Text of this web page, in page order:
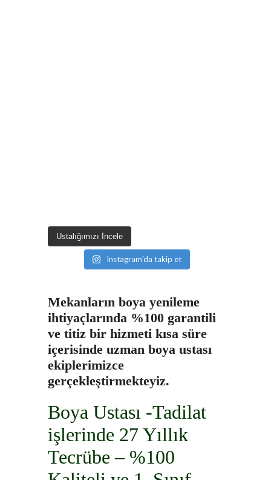
Ustalığımızı İncele
Instagram'da takip et
Mekanların boya yenileme
ihtiyaçlarında %100 garantili
ve titiz bir hizmeti kısa süre
içerisinde uzman boya ustası
ekiplerimizce
gerçekleştirmekteyiz.
Boya Ustası -Tadilat
işlerinde 27 Yıllık
Tecrübe – %100